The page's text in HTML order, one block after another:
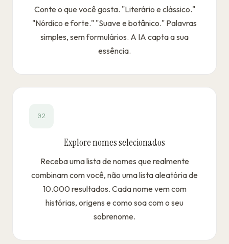
Conte o que você gosta. "Literário e clássico."
"Nórdico e forte." "Suave e botânico." Palavras
simples, sem formulários. A IA capta a sua
essência.
02
Explore nomes selecionados
Receba uma lista de nomes que realmente
combinam com você, não uma lista aleatória de
10.000 resultados. Cada nome vem com
histórias, origens e como soa com o seu
sobrenome.